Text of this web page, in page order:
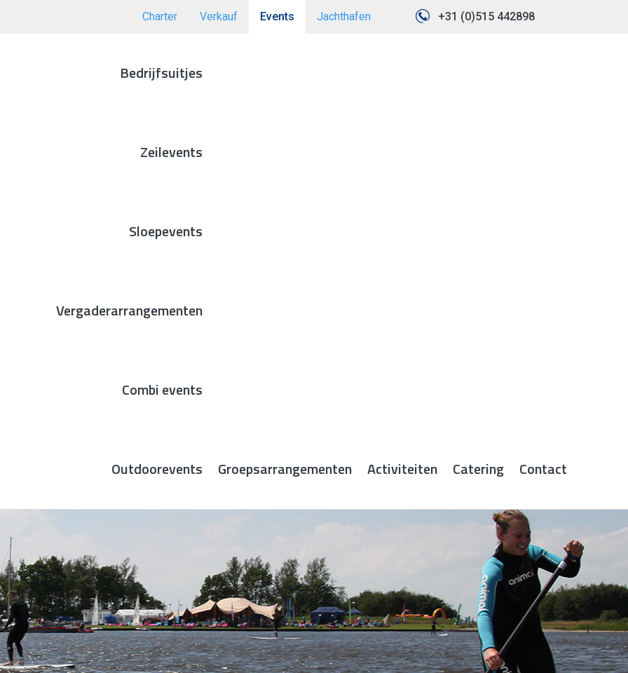
+31 (0)515 442898
Charter Verkauf Events Jachthafen
Bedrijfsuitjes
Zeilevents
Sloepevents
Vergaderarrangementen
Combi events
Outdoorevents Groepsarrangementen Activiteiten Catering Contact